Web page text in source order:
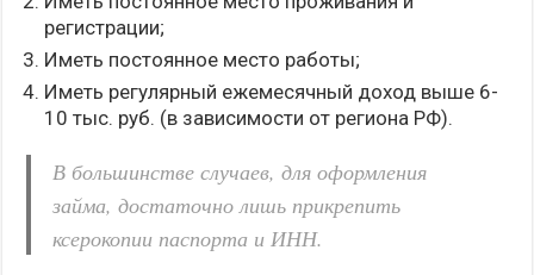
регистрации;
Иметь постоянное место работы;
Иметь регулярный ежемесячный доход выше 6-
10 тыс. руб. (в зависимости от региона РФ).
В большинстве случаев, для оформления
займа, достаточно лишь прикрепить
ксерокопии паспорта и ИНН.